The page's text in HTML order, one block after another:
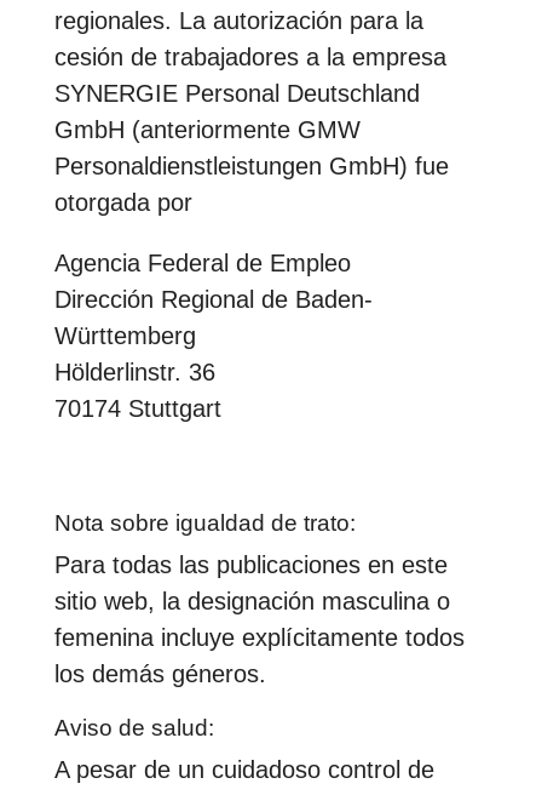
regionales. La autorización para la
cesión de trabajadores a la empresa
SYNERGIE Personal Deutschland
GmbH (anteriormente GMW
Personaldienstleistungen GmbH) fue
otorgada por
Agencia Federal de Empleo
Dirección Regional de Baden-
Württemberg
Hölderlinstr. 36
70174 Stuttgart
Nota sobre igualdad de trato:
Para todas las publicaciones en este
sitio web, la designación masculina o
femenina incluye explícitamente todos
los demás géneros.
Aviso de salud:
A pesar de un cuidadoso control de